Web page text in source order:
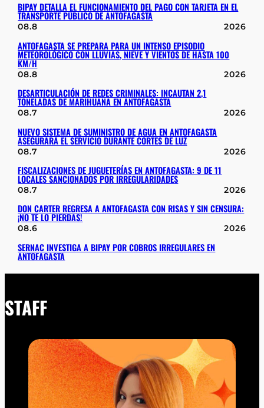
BIPAY DETALLA EL FUNCIONAMIENTO DEL PAGO CON TARJETA EN EL
TRANSPORTE PÚBLICO DE ANTOFAGASTA
08.8 2026
ANTOFAGASTA SE PREPARA PARA UN INTENSO EPISODIO
METEOROLÓGICO CON LLUVIAS, NIEVE Y VIENTOS DE HASTA 100
KM/H
08.8 2026
DESARTICULACIÓN DE REDES CRIMINALES: INCAUTAN 2,1
TONELADAS DE MARIHUANA EN ANTOFAGASTA
08.7 2026
NUEVO SISTEMA DE SUMINISTRO DE AGUA EN ANTOFAGASTA
ASEGURARÁ EL SERVICIO DURANTE CORTES DE LUZ
08.7 2026
FISCALIZACIONES DE JUGUETERÍAS EN ANTOFAGASTA: 9 DE 11
LOCALES SANCIONADOS POR IRREGULARIDADES
08.7 2026
DON CARTER REGRESA A ANTOFAGASTA CON RISAS Y SIN CENSURA:
¡NO TE LO PIERDAS!
08.6 2026
SERNAC INVESTIGA A BIPAY POR COBROS IRREGULARES EN
ANTOFAGASTA
STAFF